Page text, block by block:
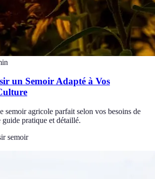
un Semoir Adapté à Vos
semoir agricole parfait selon vos besoins de
pratique et détaillé.
semoir